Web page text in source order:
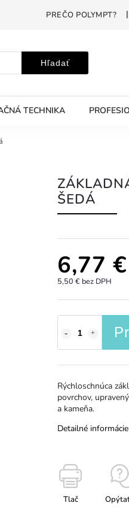
PREČO POLYMPT?
Hľadať
TECHNIKA
ŠEDÁ
6,77 €
5,50 € bez DPH
Rýchloschnúca
povrchov,
a kameňa.
Detailné informácie
Tlač